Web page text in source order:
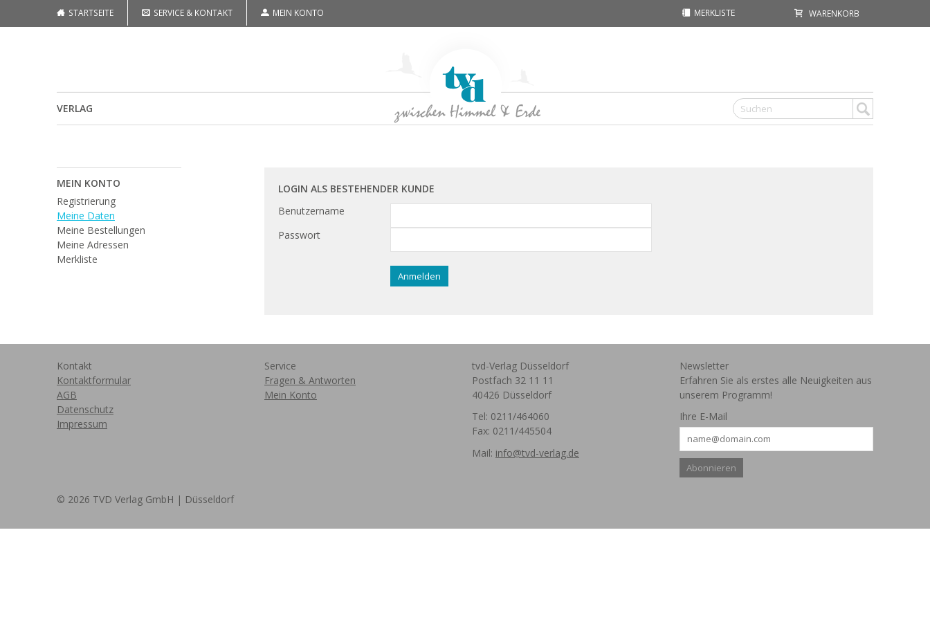
STARTSEITE SERVICE & KONTAKT MEIN KONTO WARENKORB
MERKLISTE
VERLAG
MEIN KONTO
Registrierung
Meine Daten
Meine Bestellungen
Meine Adressen
Merkliste
LOGIN ALS BESTEHENDER KUNDE
Benutzername
Passwort
Kontakt
Kontaktformular
AGB
Datenschutz
Impressum
Service
Fragen & Antworten
Mein Konto
tvd-Verlag Düsseldorf
Postfach 32 11 11
40426 Düsseldorf
Tel: 0211/464060
Fax: 0211/445504
Mail: info@tvd-verlag.de
Newsletter
Erfahren Sie als erstes alle Neuigkeiten aus
unserem Programm!
Ihre E-Mail
© 2026 TVD Verlag GmbH | Düsseldorf